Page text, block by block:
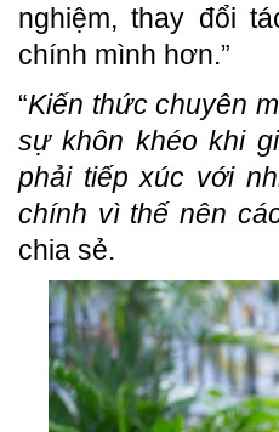
nghiệm, thay đổi
chính mình hơn.”
“Kiến thức chuyên
sự khôn khéo khi
phải tiếp xúc với
chính vì thế nên
chia sẻ.